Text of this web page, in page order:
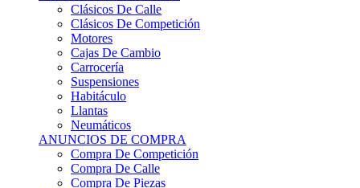
Clásicos De Competición
Motores
Cajas De Cambio
Carrocería
Suspensiones
Habitáculo
Llantas
Neumáticos
ANUNCIOS DE COMPRA
Compra De Competición
Compra De Calle
Compra De Piezas
KARTING